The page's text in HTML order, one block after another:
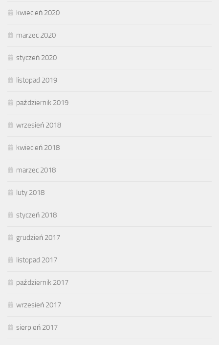
kwiecień 2020
marzec 2020
styczeń 2020
listopad 2019
październik 2019
wrzesień 2018
kwiecień 2018
marzec 2018
luty 2018
styczeń 2018
grudzień 2017
listopad 2017
październik 2017
wrzesień 2017
sierpień 2017